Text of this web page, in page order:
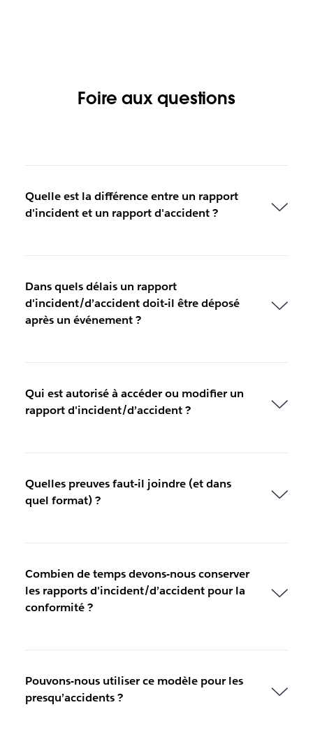
Foire aux questions
Quelle est la différence entre un rapport
d'incident et un rapport d'accident ?
Dans quels délais un rapport
d'incident/d’accident doit-il être déposé
après un événement ?
Qui est autorisé à accéder ou modifier un
rapport d'incident/d’accident ?
Quelles preuves faut-il joindre (et dans
quel format) ?
Combien de temps devons-nous conserver
les rapports d'incident/d’accident pour la
conformité ?
Pouvons-nous utiliser ce modèle pour les
presqu’accidents ?